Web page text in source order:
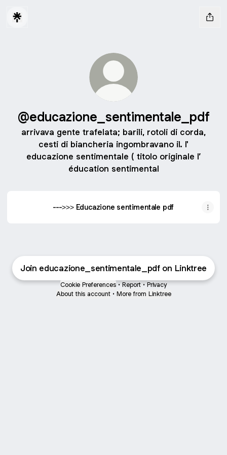
@educazione_sentimentale_pdf
arrivava gente trafelata; barili, rotoli di corda,
cesti di biancheria ingombravano il. l'
educazione sentimentale ( titolo originale l’
éducation sentimental
--->>> Educazione sentimentale pdf
Join educazione_sentimentale_pdf on Linktree
Cookie Preferences • Report • Privacy
About this account • More from Linktree